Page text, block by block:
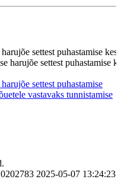
settest puhastamise
harujõe settest puhastamise
settest puhastamise
vastavaks tunnistamise
2025-05-07 13:24:23